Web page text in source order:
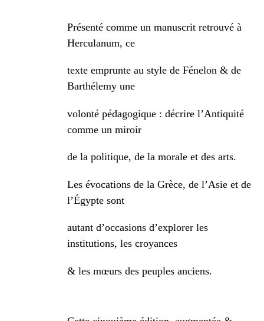
Présenté comme un manuscrit retrouvé à
Herculanum, ce
texte emprunte au style de Fénelon & de
Barthélemy une
volonté pédagogique : décrire l’Antiquité
comme un miroir
de la politique, de la morale et des arts.
Les évocations de la Grèce, de l’Asie et de
l’Égypte sont
autant d’occasions d’explorer les
institutions, les croyances
& les mœurs des peuples anciens.